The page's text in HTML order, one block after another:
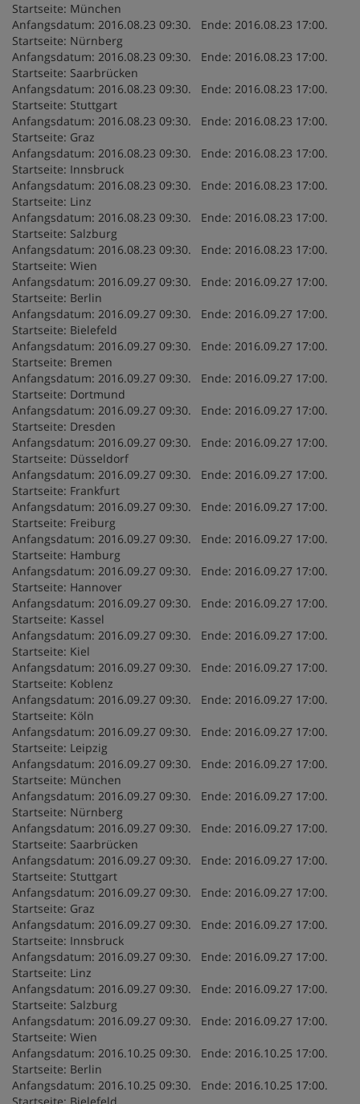
Startseite: München
Anfangsdatum: 2016.08.23 09:30. Ende: 2016.08.23 17:00.
Startseite: Nürnberg
Anfangsdatum: 2016.08.23 09:30. Ende: 2016.08.23 17:00.
Startseite: Saarbrücken
Anfangsdatum: 2016.08.23 09:30. Ende: 2016.08.23 17:00.
Startseite: Stuttgart
Anfangsdatum: 2016.08.23 09:30. Ende: 2016.08.23 17:00.
Startseite: Graz
Anfangsdatum: 2016.08.23 09:30. Ende: 2016.08.23 17:00.
Startseite: Innsbruck
Anfangsdatum: 2016.08.23 09:30. Ende: 2016.08.23 17:00.
Startseite: Linz
Anfangsdatum: 2016.08.23 09:30. Ende: 2016.08.23 17:00.
Startseite: Salzburg
Anfangsdatum: 2016.08.23 09:30. Ende: 2016.08.23 17:00.
Startseite: Wien
Anfangsdatum: 2016.09.27 09:30. Ende: 2016.09.27 17:00.
Startseite: Berlin
Anfangsdatum: 2016.09.27 09:30. Ende: 2016.09.27 17:00.
Startseite: Bielefeld
Anfangsdatum: 2016.09.27 09:30. Ende: 2016.09.27 17:00.
Startseite: Bremen
Anfangsdatum: 2016.09.27 09:30. Ende: 2016.09.27 17:00.
Startseite: Dortmund
Anfangsdatum: 2016.09.27 09:30. Ende: 2016.09.27 17:00.
Startseite: Dresden
Anfangsdatum: 2016.09.27 09:30. Ende: 2016.09.27 17:00.
Startseite: Düsseldorf
Anfangsdatum: 2016.09.27 09:30. Ende: 2016.09.27 17:00.
Startseite: Frankfurt
Anfangsdatum: 2016.09.27 09:30. Ende: 2016.09.27 17:00.
Startseite: Freiburg
Anfangsdatum: 2016.09.27 09:30. Ende: 2016.09.27 17:00.
Startseite: Hamburg
Anfangsdatum: 2016.09.27 09:30. Ende: 2016.09.27 17:00.
Startseite: Hannover
Anfangsdatum: 2016.09.27 09:30. Ende: 2016.09.27 17:00.
Startseite: Kassel
Anfangsdatum: 2016.09.27 09:30. Ende: 2016.09.27 17:00.
Startseite: Kiel
Anfangsdatum: 2016.09.27 09:30. Ende: 2016.09.27 17:00.
Startseite: Koblenz
Anfangsdatum: 2016.09.27 09:30. Ende: 2016.09.27 17:00.
Startseite: Köln
Anfangsdatum: 2016.09.27 09:30. Ende: 2016.09.27 17:00.
Startseite: Leipzig
Anfangsdatum: 2016.09.27 09:30. Ende: 2016.09.27 17:00.
Startseite: München
Anfangsdatum: 2016.09.27 09:30. Ende: 2016.09.27 17:00.
Startseite: Nürnberg
Anfangsdatum: 2016.09.27 09:30. Ende: 2016.09.27 17:00.
Startseite: Saarbrücken
Anfangsdatum: 2016.09.27 09:30. Ende: 2016.09.27 17:00.
Startseite: Stuttgart
Anfangsdatum: 2016.09.27 09:30. Ende: 2016.09.27 17:00.
Startseite: Graz
Anfangsdatum: 2016.09.27 09:30. Ende: 2016.09.27 17:00.
Startseite: Innsbruck
Anfangsdatum: 2016.09.27 09:30. Ende: 2016.09.27 17:00.
Startseite: Linz
Anfangsdatum: 2016.09.27 09:30. Ende: 2016.09.27 17:00.
Startseite: Salzburg
Anfangsdatum: 2016.09.27 09:30. Ende: 2016.09.27 17:00.
Startseite: Wien
Anfangsdatum: 2016.10.25 09:30. Ende: 2016.10.25 17:00.
Startseite: Berlin
Anfangsdatum: 2016.10.25 09:30. Ende: 2016.10.25 17:00.